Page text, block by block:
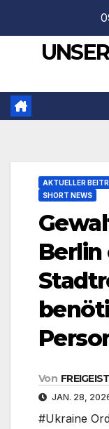
springen
AKTUELLER
SHORT NEWS
Berlin
Von FREIGEIST
JAN. 28,
#Ukraine